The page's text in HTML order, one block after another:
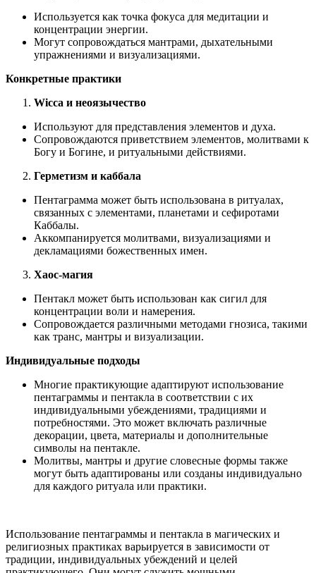
Используется как точка фокуса для медитации и
концентрации энергии.
Могут сопровождаться мантрами, дыхательными
упражнениями и визуализациями.
Конкретные практики
Wicca и неоязычество
Используют для представления элементов и духа.
Сопровождаются приветствием элементов, молитвами к
Богу и Богине, и ритуальными действиями.
Герметизм и каббала
Пентаграмма может быть использована в ритуалах,
связанных с элементами, планетами и сефиротами
Каббалы.
Аккомпанируется молитвами, визуализациями и
декламациями божественных имен.
Хаос-магия
Пентакл может быть использован как сигил для
концентрации воли и намерения.
Сопровождается различными методами гнозиса, такими
как транс, мантры и визуализации.
Индивидуальные подходы
Многие практикующие адаптируют использование
пентаграммы и пентакла в соответствии с их
индивидуальными убеждениями, традициями и
потребностями. Это может включать различные
декорации, цвета, материалы и дополнительные
символы на пентакле.
Молитвы, мантры и другие словесные формы также
могут быть адаптированы или созданы индивидуально
для каждого ритуала или практики.
Использование пентаграммы и пентакла в магических и
религиозных практиках варьируется в зависимости от
традиции, индивидуальных убеждений и целей